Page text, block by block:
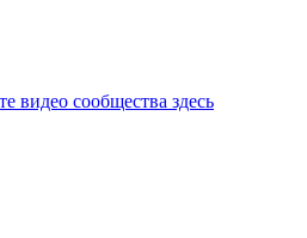
видео сообщества здесь